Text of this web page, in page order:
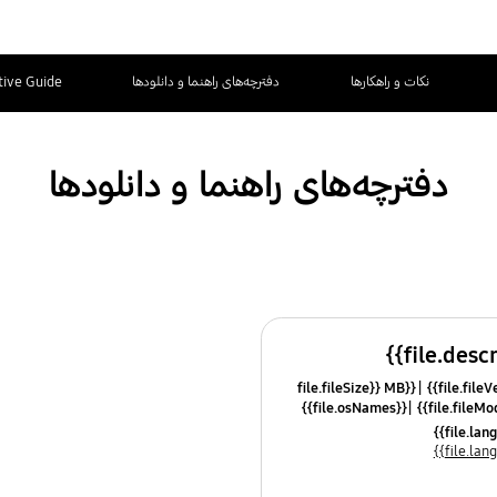
نکات و راهکارها دفترچه‌های راهنما و دانلودها Guide
دفترچه‌های راهنما و دانلودها
{{file.fileSize}} MB
{{file.osNames}}